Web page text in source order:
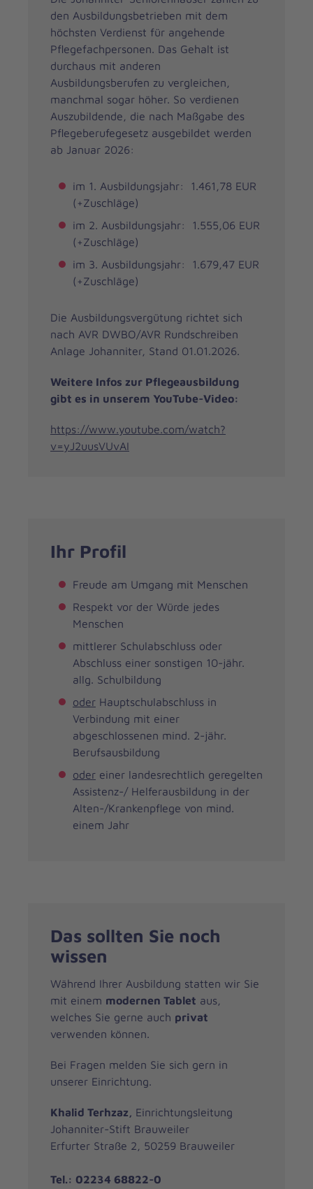
den Ausbildungsbetrieben mit dem
höchsten Verdienst für angehende
Pflegefachpersonen. Das Gehalt ist
durchaus mit anderen
Ausbildungsberufen zu vergleichen,
manchmal sogar höher. So verdienen
Auszubildende, die nach Maßgabe des
Pflegeberufegesetz ausgebildet werden
ab Januar 2026:
im 1. Ausbildungsjahr: 1.461,78 EUR
(+Zuschläge)
im 2. Ausbildungsjahr: 1.555,06 EUR
(+Zuschläge)
im 3. Ausbildungsjahr: 1.679,47 EUR
(+Zuschläge)
Die Ausbildungsvergütung richtet sich
nach AVR DWBO/AVR Rundschreiben
Anlage Johanniter, Stand 01.01.2026.
Weitere Infos zur Pflegeausbildung
gibt es in unserem YouTube-Video:
https://www.youtube.com/watch?
v=yJ2uusVUvAI
Ihr Profil
Freude am Umgang mit Menschen
Respekt vor der Würde jedes
Menschen
mittlerer Schulabschluss oder
Abschluss einer sonstigen 10-jähr.
allg. Schulbildung
oder Hauptschulabschluss in
Verbindung mit einer
abgeschlossenen mind. 2-jähr.
Berufsausbildung
oder einer landesrechtlich geregelten
Assistenz-/ Helferausbildung in der
Alten-/Krankenpflege von mind.
einem Jahr
Das sollten Sie noch
wissen
Während Ihrer Ausbildung statten wir Sie
mit einem modernen Tablet aus,
welches Sie gerne auch privat
verwenden können.
Bei Fragen melden Sie sich gern in
unserer Einrichtung.
Khalid Terhzaz, Einrichtungsleitung
Johanniter-Stift Brauweiler
Erfurter Straße 2, 50259 Brauweiler
Tel.: 02234 68822-0